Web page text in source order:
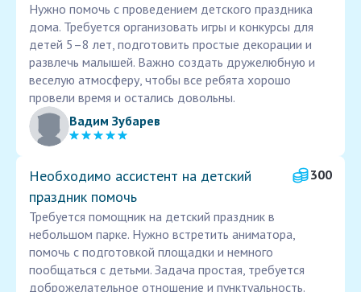
Нужно помочь с проведением детского праздника
дома. Требуется организовать игры и конкурсы для
детей 5–8 лет, подготовить простые декорации и
развлечь малышей. Важно создать дружелюбную и
веселую атмосферу, чтобы все ребята хорошо
провели время и остались довольны.
Вадим Зубарев
Необходимо ассистент на детский
праздник помочь
300
Требуется помощник на детский праздник в
небольшом парке. Нужно встретить аниматора,
помочь с подготовкой площадки и немного
пообщаться с детьми. Задача простая, требуется
доброжелательное отношение и пунктуальность.